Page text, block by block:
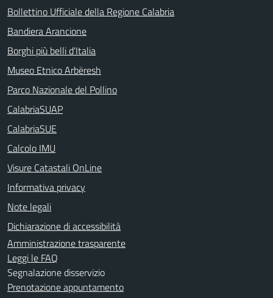
Bollettino Ufficiale della Regione Calabria
Bandiera Arancione
Borghi più belli d'Italia
Museo Etnico Arbëresh
Parco Nazionale del Pollino
CalabriaSUAP
CalabriaSUE
Calcolo IMU
Visure Catastali OnLine
Informativa privacy
Note legali
Dichiarazione di accessibilità
Amministrazione trasparente
Leggi le FAQ
Segnalazione disservizio
Prenotazione appuntamento